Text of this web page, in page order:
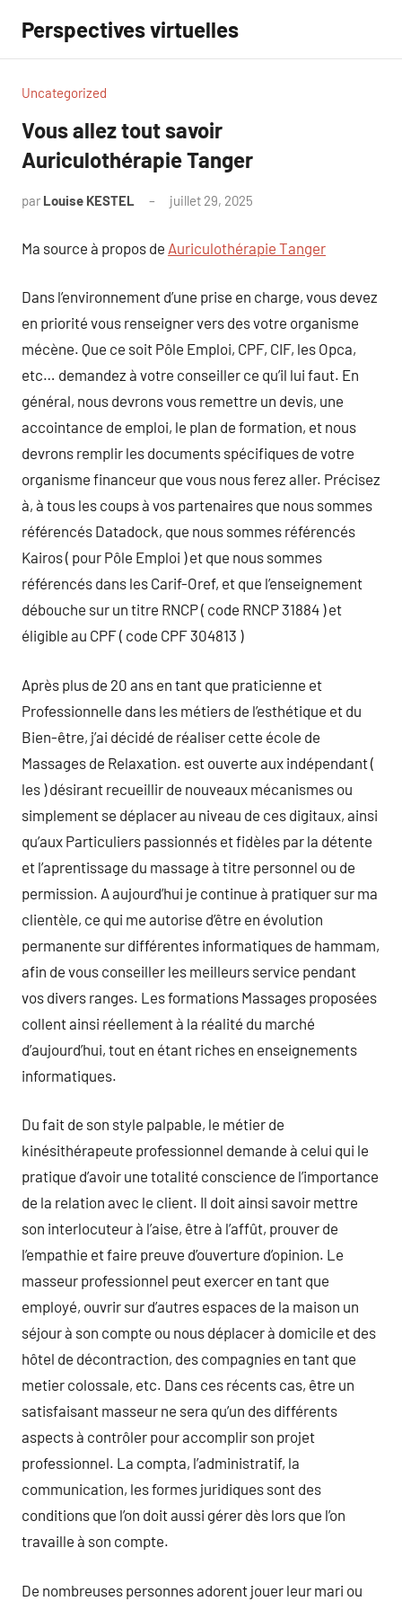
contenu
Perspectives virtuelles
Uncategorized
Vous allez tout savoir
Auriculothérapie Tanger
par Louise KESTEL juillet 29, 2025
Ma source à propos de Auriculothérapie Tanger
Dans l’environnement d’une prise en charge, vous devez
en priorité vous renseigner vers des votre organisme
mécène. Que ce soit Pôle Emploi, CPF, CIF, les Opca,
etc… demandez à votre conseiller ce qu’il lui faut. En
général, nous devrons vous remettre un devis, une
accointance de emploi, le plan de formation, et nous
devrons remplir les documents spécifiques de votre
organisme financeur que vous nous ferez aller. Précisez
à, à tous les coups à vos partenaires que nous sommes
référencés Datadock, que nous sommes référencés
Kairos ( pour Pôle Emploi ) et que nous sommes
référencés dans les Carif-Oref, et que l’enseignement
débouche sur un titre RNCP ( code RNCP 31884 ) et
éligible au CPF ( code CPF 304813 )
Après plus de 20 ans en tant que praticienne et
Professionnelle dans les métiers de l’esthétique et du
Bien-être, j’ai décidé de réaliser cette école de
Massages de Relaxation. est ouverte aux indépendant (
les ) désirant recueillir de nouveaux mécanismes ou
simplement se déplacer au niveau de ces digitaux, ainsi
qu’aux Particuliers passionnés et fidèles par la détente
et l’aprentissage du massage à titre personnel ou de
permission. A aujourd’hui je continue à pratiquer sur ma
clientèle, ce qui me autorise d’être en évolution
permanente sur différentes informatiques de hammam,
afin de vous conseiller les meilleurs service pendant
vos divers ranges. Les formations Massages proposées
collent ainsi réellement à la réalité du marché
d’aujourd’hui, tout en étant riches en enseignements
informatiques.
Du fait de son style palpable, le métier de
kinésithérapeute professionnel demande à celui qui le
pratique d’avoir une totalité conscience de l’importance
de la relation avec le client. Il doit ainsi savoir mettre
son interlocuteur à l’aise, être à l’affût, prouver de
l’empathie et faire preuve d’ouverture d’opinion. Le
masseur professionnel peut exercer en tant que
employé, ouvrir sur d’autres espaces de la maison un
séjour à son compte ou nous déplacer à domicile et des
hôtel de décontraction, des compagnies en tant que
metier colossale, etc. Dans ces récents cas, être un
satisfaisant masseur ne sera qu’un des différents
aspects à contrôler pour accomplir son projet
professionnel. La compta, l’administratif, la
communication, les formes juridiques sont des
conditions que l’on doit aussi gérer dès lors que l’on
travaille à son compte.
De nombreuses personnes adorent jouer leur mari ou